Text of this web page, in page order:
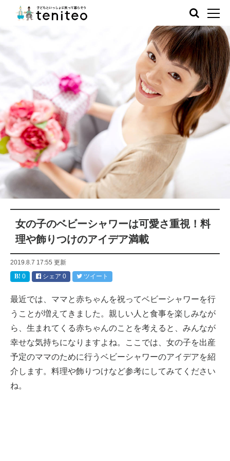
女の子のベビーシャワーは可愛さ重視！料
理や飾りつけのアイデア満載
2019.8.7 17:55 更新
0
シェア 0 ツイート
最近では、ママと赤ちゃんを祝ってベビーシャワーを行
うことが増えてきました。親しい人と食事を楽しみなが
ら、生まれてくる赤ちゃんのことを考えると、みんなが
幸せな気持ちになりますよね。ここでは、女の子を出産
予定のママのために行うベビーシャワーのアイデアを紹
介します。料理や飾りつけなど参考にしてみてください
ね。